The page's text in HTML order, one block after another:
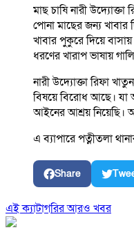
মাছ চাষি নারী
পোনা মাছের জন্য
খাবার পুকুরে দিয়ে
ধরণের খারাপ ভাষায়
নারী উদ্যোক্তা রিফা
বিষয়ে বিরোধ আছে। যা
আইনের আশ্রয় নিয়েছি।
এ ব্যাপারে পত্নীতলা
Share
এই ক্যাটাগরির আরও খবর